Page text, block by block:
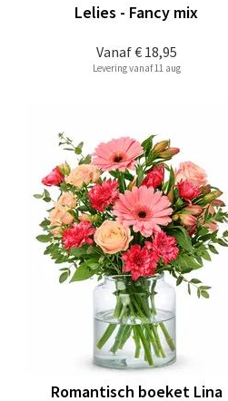
Vanaf€ 18,95
Lelies - Fancy mix
Levering vanaf 11 aug
Romantisch boeket Lina